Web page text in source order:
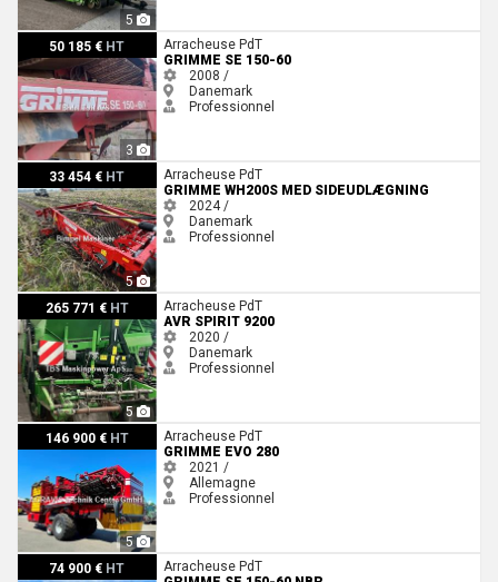
5
50 185 € HT
3
Grimme SE 150-60
Arracheuse PdT
GRIMME SE 150-60
2008 /
Danemark
Professionnel
33 454 € HT
5
Grimme WH200s med sideudlægning
Arracheuse PdT
GRIMME WH200S MED SIDEUDLÆGNING
2024 /
Danemark
Professionnel
265 771 € HT
5
AVR SPIRIT 9200
Arracheuse PdT
AVR SPIRIT 9200
2020 /
Danemark
Professionnel
146 900 € HT
5
Grimme EVO 280
Arracheuse PdT
GRIMME EVO 280
2021 /
Allemagne
Professionnel
74 900 € HT
Grimme SE 150-60 NBR
Arracheuse PdT